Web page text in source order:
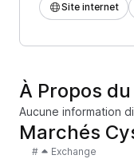
Site internet
À Propos
Aucune information
Marchés
# Exchange